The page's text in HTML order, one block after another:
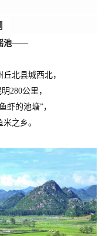
池——
北县城西北，
280公里，
虾的池塘”，
之乡。